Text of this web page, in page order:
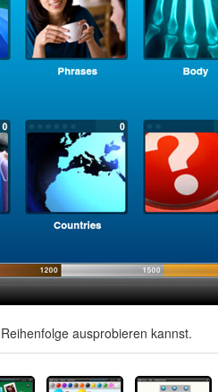
ausprobieren kannst.